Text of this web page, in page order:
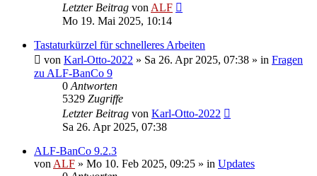
Letzter Beitrag von ALF
Mo 19. Mai 2025, 10:14
Tastaturkürzel für schnelleres Arbeiten
von Karl-Otto-2022 » Sa 26. Apr 2025, 07:38 » in Fragen
zu ALF-BanCo 9
0 Antworten
5329 Zugriffe
Letzter Beitrag von Karl-Otto-2022
Sa 26. Apr 2025, 07:38
ALF-BanCo 9.2.3
von ALF » Mo 10. Feb 2025, 09:25 » in Updates